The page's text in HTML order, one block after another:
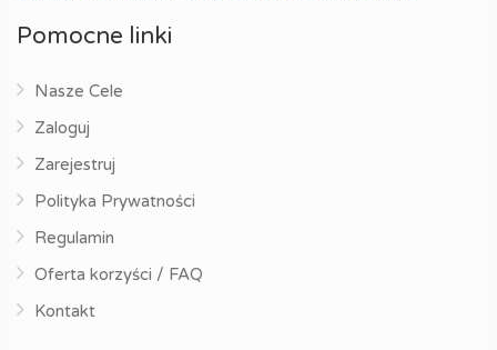
Pomocne linki
Nasze Cele
Zaloguj
Zarejestruj
Polityka Prywatności
Regulamin
Oferta korzyści / FAQ
Kontakt